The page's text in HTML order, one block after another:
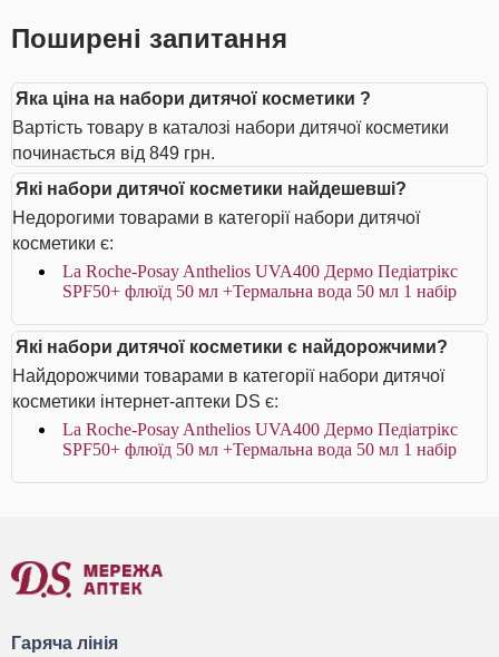
Поширені запитання
Яка ціна на набори дитячої косметики ?
Вартість товару в каталозі набори дитячої косметики
починається від 849 грн.
Які набори дитячої косметики найдешевші?
Недорогими товарами в категорії набори дитячої
косметики є:
La Roche-Posay Anthelios UVA400 Дермо Педіатрікс
SPF50+ флюїд 50 мл +Термальна вода 50 мл 1 набір
Які набори дитячої косметики є найдорожчими?
Найдорожчими товарами в категорії набори дитячої
косметики інтернет-аптеки DS є:
La Roche-Posay Anthelios UVA400 Дермо Педіатрікс
SPF50+ флюїд 50 мл +Термальна вода 50 мл 1 набір
Гаряча лінія